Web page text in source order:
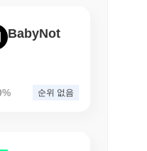
러로 제한
BabyNot
순위 없음